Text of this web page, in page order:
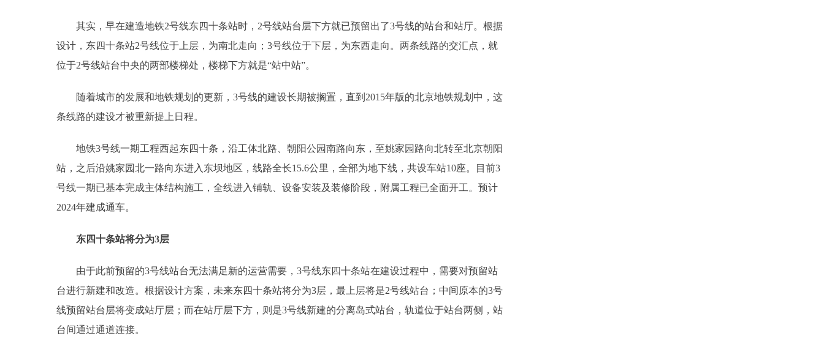
其实，早在建造地铁2号线东四十条站时，2号线站台层下方就已预留出了3号线的站台和站厅。根据
设计，东四十条站2号线位于上层，为南北走向；3号线位于下层，为东西走向。两条线路的交汇点，就
位于2号线站台中央的两部楼梯处，楼梯下方就是“站中站”。
随着城市的发展和地铁规划的更新，3号线的建设长期被搁置，直到2015年版的北京地铁规划中，这
条线路的建设才被重新提上日程。
地铁3号线一期工程西起东四十条，沿工体北路、朝阳公园南路向东，至姚家园路向北转至北京朝阳
站，之后沿姚家园北一路向东进入东坝地区，线路全长15.6公里，全部为地下线，共设车站10座。目前3
号线一期已基本完成主体结构施工，全线进入铺轨、设备安装及装修阶段，附属工程已全面开工。预计
2024年建成通车。
东四十条站将分为3层
由于此前预留的3号线站台无法满足新的运营需要，3号线东四十条站在建设过程中，需要对预留站
台进行新建和改造。根据设计方案，未来东四十条站将分为3层，最上层将是2号线站台；中间原本的3号
线预留站台层将变成站厅层；而在站厅层下方，则是3号线新建的分离岛式站台，轨道位于站台两侧，站
台间通过通道连接。